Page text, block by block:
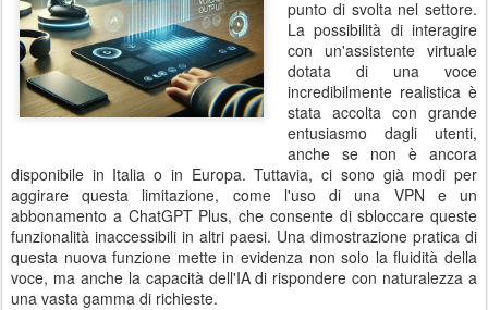
punto di svolta nel settore.
La possibilità di interagire
con un'assistente virtuale
dotata di una voce
incredibilmente realistica è
stata accolta con grande
entusiasmo dagli utenti,
anche se non è ancora
disponibile in Italia o in Europa. Tuttavia, ci sono già modi per
aggirare questa limitazione, come l'uso di una VPN e un
abbonamento a ChatGPT Plus, che consente di sbloccare queste
funzionalità inaccessibili in altri paesi. Una dimostrazione pratica di
questa nuova funzione mette in evidenza non solo la fluidità della
voce, ma anche la capacità dell'IA di rispondere con naturalezza a
una vasta gamma di richieste.